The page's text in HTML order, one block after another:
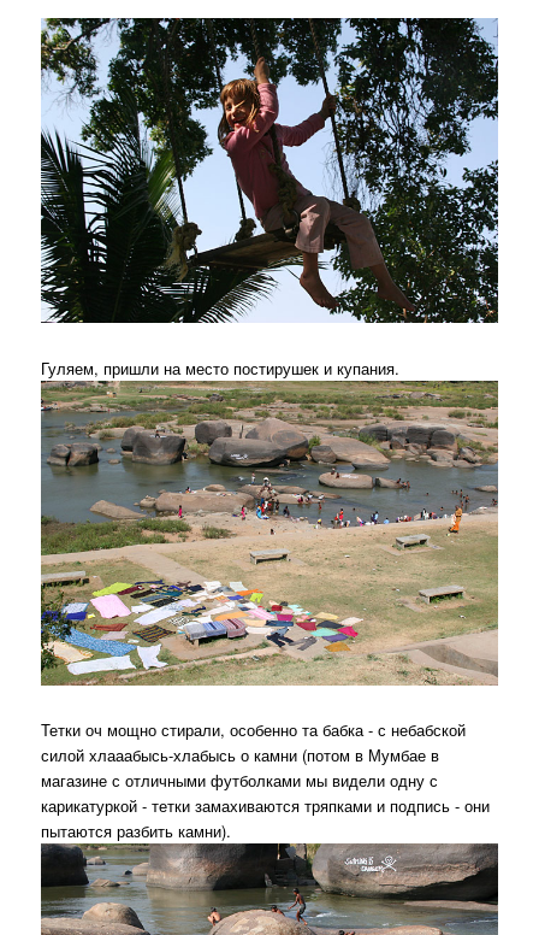
Гуляем, пришли на место постирушек и купания.
Тетки оч мощно стирали, особенно та бабка - с небабской
силой хлааабысь-хлабысь о камни (потом в Мумбае в
магазине с отличными футболками мы видели одну с
карикатуркой - тетки замахиваются тряпками и подпись - они
пытаются разбить камни).